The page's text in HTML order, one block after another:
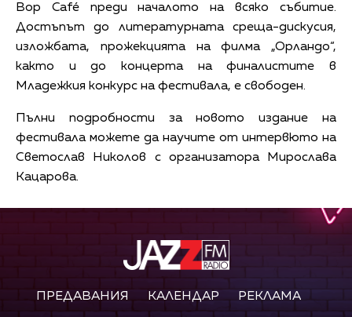
Bop Café преди началото на всяко събитие.
Достъпът до литературната среща-дискусия,
изложбата, прожекцията на филма „Орландо“,
както и до концерта на финалистите в
Младежкия конкурс на фестивала, е свободен.
Пълни подробности за новото издание на
фестивала можете да научите от интервюто на
Светослав Николов с организатора Мирослава
Кацарова.
ПРЕДАВАНИЯ КАЛЕНДАР РЕКЛАМА